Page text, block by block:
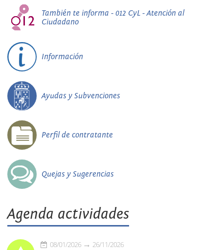
También te informa - 012 CyL - Atención al
Ciudadano
Información
Ayudas y Subvenciones
Perfil de contratante
Quejas y Sugerencias
Agenda actividades
08/01/2026 26/11/2026